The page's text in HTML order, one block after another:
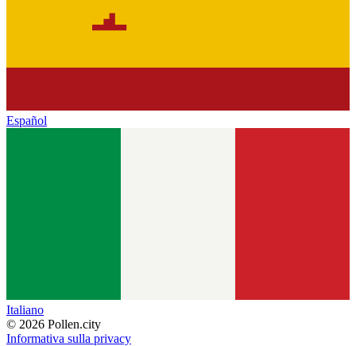
Español
Italiano
© 2026 Pollen.city
Informativa sulla privacy